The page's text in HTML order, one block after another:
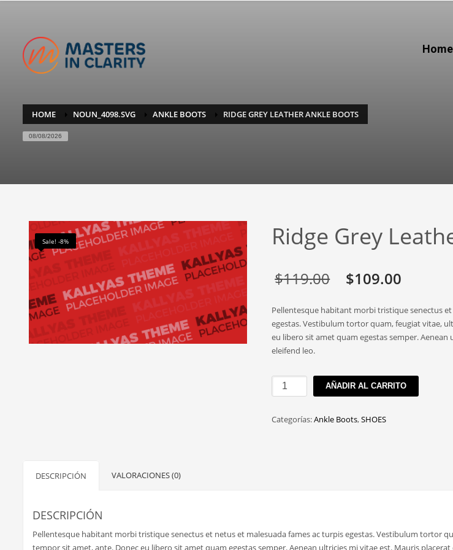
Home
HOME NOUN_4098.SVG ANKLE BOOTS RIDGE GREY LEATHER ANKLE BOOTS
08/08/2026
Sale! -8% Ridge Grey
$119.00
El
precio
original
$119.00.
$109.00
precio
actual
$109.00.
Pellentesque habitant morbi tristique senectus
egestas. Vestibulum tortor quam, feugiat vitae,
eu libero sit amet quam egestas semper.
eleifend leo.
Ridge
Grey
Ankle
AÑADIR AL CARRITO
Categorías:Ankle Boots,SHOES
DESCRIPCIÓN VALORACIONES (0)
DESCRIPCIÓN
Pellentesque habitant morbi tristique senectus et netus et malesuada fames ac turpis egestas. Vestibulum tortor
tempor sit amet, ante. Donec eu libero sit amet quam egestas semper. Aenean ultricies mi vitae est. Mauris placerat